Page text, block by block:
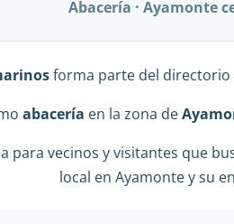
Abacería · Ayamonte
forma parte del directorio
abacería en la zona de
para vecinos y visitantes que
local en Ayamonte y su